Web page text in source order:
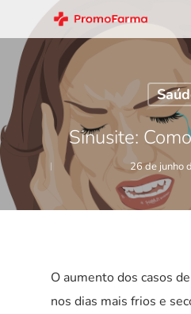
Sinusite:
26 de junho
O aumento dos casos
nos dias mais frios e